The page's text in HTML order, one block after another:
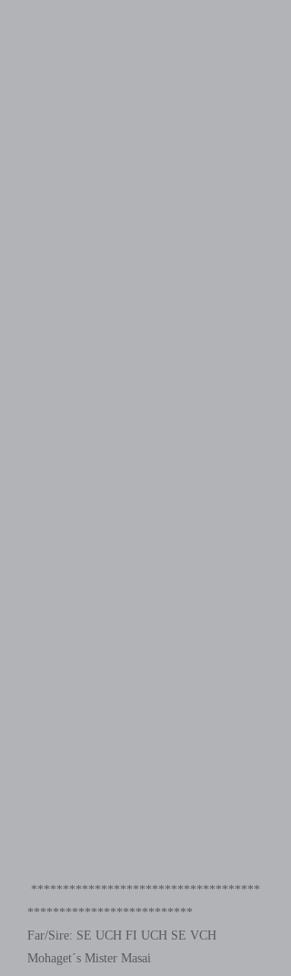
************************************
**************************
Far/Sire: SE UCH FI UCH SE VCH
Mohaget´s Mister Masai